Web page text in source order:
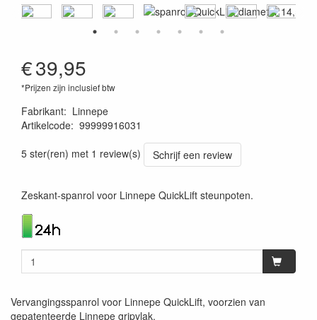
€39,95
*Prijzen zijn inclusief btw
Fabrikant: Linnepe
Artikelcode: 99999916031
5 ster(ren) met 1 review(s)
Schrijf een review
Zeskant-spanrol voor Linnepe QuickLift steunpoten.
Vervangingsspanrol voor Linnepe QuickLift, voorzien van
gepatenteerde Linnepe gripvlak.